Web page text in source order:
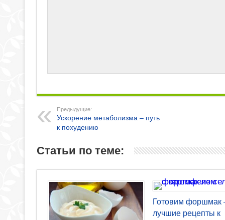
Предыдущие:
Ускорение метаболизма – путь
к похудению
Статьи по теме:
Готовим форшмак
лучшие рецепты к